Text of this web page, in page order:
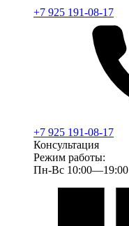
+7 925 191-08-17
+7 925 191-08-17
Консультация
Режим работы:
Пн-Вс 10:00—19:00